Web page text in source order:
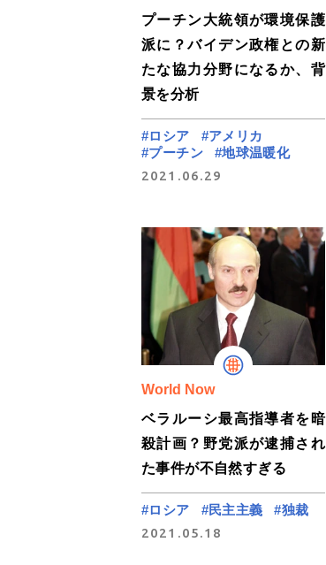
プーチン大統領が環境保護
派に？バイデン政権との新
たな協力分野になるか、背
景を分析
#ロシア
#アメリカ
#プーチン
#地球温暖化
2021.06.29
World Now
ベラルーシ最高指導者を暗
殺計画？野党派が逮捕され
た事件が不自然すぎる
#ロシア #民主主義
#独裁
2021.05.18